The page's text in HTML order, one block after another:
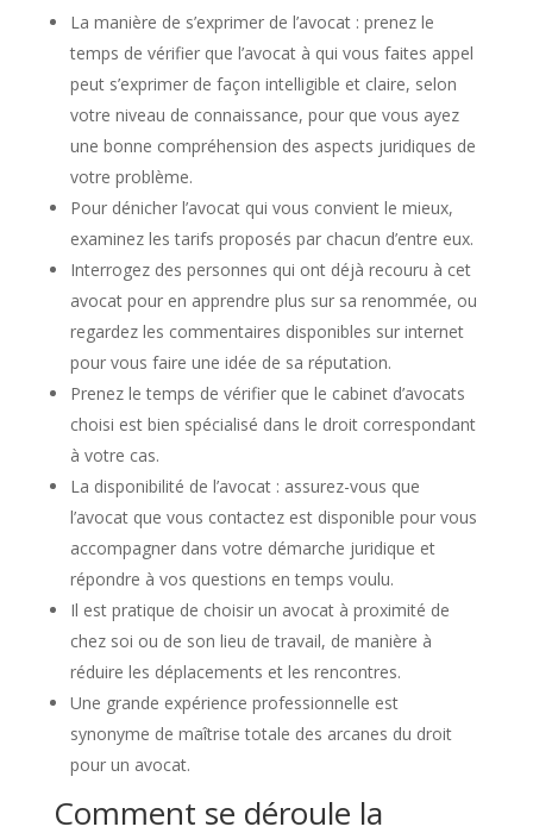
La manière de s’exprimer de l’avocat : prenez le
temps de vérifier que l’avocat à qui vous faites appel
peut s’exprimer de façon intelligible et claire, selon
votre niveau de connaissance, pour que vous ayez
une bonne compréhension des aspects juridiques de
votre problème.
Pour dénicher l’avocat qui vous convient le mieux,
examinez les tarifs proposés par chacun d’entre eux.
Interrogez des personnes qui ont déjà recouru à cet
avocat pour en apprendre plus sur sa renommée, ou
regardez les commentaires disponibles sur internet
pour vous faire une idée de sa réputation.
Prenez le temps de vérifier que le cabinet d’avocats
choisi est bien spécialisé dans le droit correspondant
à votre cas.
La disponibilité de l’avocat : assurez-vous que
l’avocat que vous contactez est disponible pour vous
accompagner dans votre démarche juridique et
répondre à vos questions en temps voulu.
Il est pratique de choisir un avocat à proximité de
chez soi ou de son lieu de travail, de manière à
réduire les déplacements et les rencontres.
Une grande expérience professionnelle est
synonyme de maîtrise totale des arcanes du droit
pour un avocat.
Comment se déroule la